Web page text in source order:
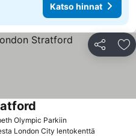
Katso hinnat
Jaa
Olympic Parkiin
London City lentokenttä